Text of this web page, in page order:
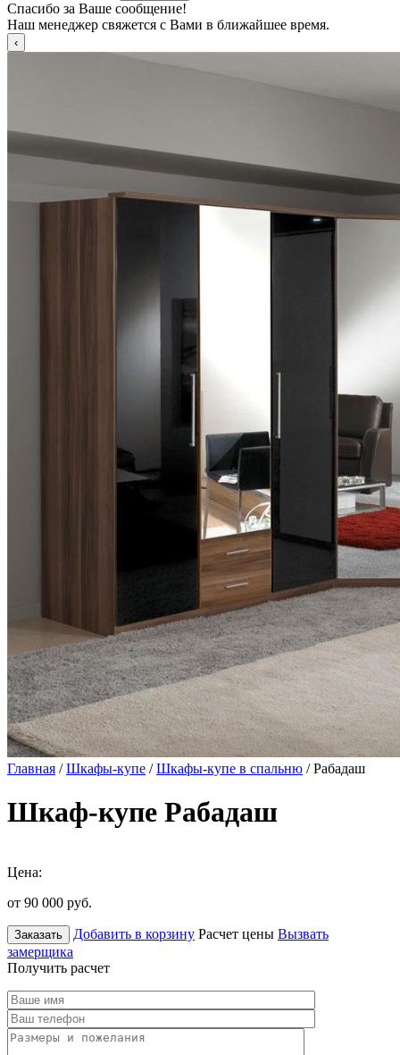
Спасибо за Ваше сообщение!
Наш менеджер свяжется с Вами в ближайшее время.
Главная /Шкафы-купе /Шкафы-купе в спальню / Рабадаш
Шкаф-купе Рабадаш
Цена:
от 90 000 руб.
Заказать Добавить в корзину Расчет цены Вызвать
замерщика
Получить расчет